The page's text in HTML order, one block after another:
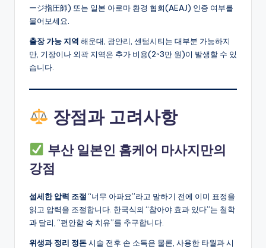
ージ指圧師) 또는 일본 아로마 환경 협회(AEAJ) 인증 여부를
물어보세요.
출장 가능 지역 해운대, 광안리, 센텀시티는 대부분 가능하지
만, 기장이나 외곽 지역은 추가 비용(2~3만 원)이 발생할 수 있
습니다.
장점과 고려사항
부산 일본인 홈케어 마사지만의
강점
섬세한 압력 조절“너무 아파요”라고 말하기 전에 이미 표정을
읽고 압력을 조절합니다. 한국식의 “참아야 효과 있다”는 철학
과 달리, “편안함 속 치유”를 추구합니다.
위생과 정리 정돈시술 전후 손 소독은 물론, 사용한 타월과 시